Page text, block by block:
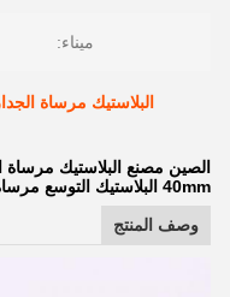
ميناء:
40mm البلاستيك التوسع مرساة الجدار التوصيل
وصف المنتج